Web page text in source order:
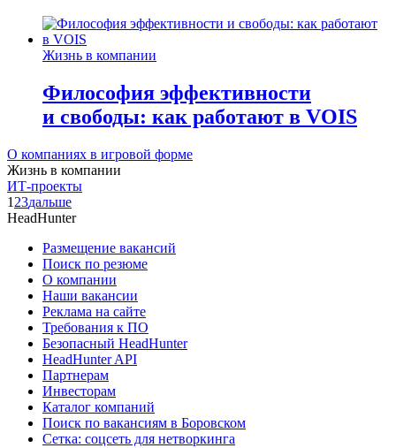
Жизнь в компании
Философия эффективности
и свободы: как работают в VOIS
О компаниях в игровой форме
Жизнь в компании
ИТ-проекты
1 23дальше
HeadHunter
Размещение вакансий
Поиск по резюме
О компании
Наши вакансии
Реклама на сайте
Требования к ПО
Безопасный HeadHunter
HeadHunter API
Партнерам
Инвесторам
Каталог компаний
Поиск по вакансиям в Боровском
Сетка: соцсеть для нетворкинга